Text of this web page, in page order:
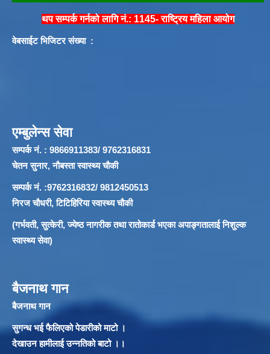
थप सम्पर्क गर्नको लागि नं.: 1145- राष्ट्रिय महिला आयोग
वेबसाईट भिजिटर संख्या :
एम्बुलेन्स सेवा
सम्पर्क नं. : 9866911383/ 9762316831
चेतन सुनार, नौबस्ता स्वास्थ्य चौकी
सम्पर्क नं. :9762316832/ 9812450513
निरज चौधरी, टिटिहिरिया स्वास्थ्य चौकी
(गर्भवती, सुत्केरी, ज्येष्ठ नागरीक तथा रातोकार्ड भएका अपाङ्गतालाई निशुल्क
स्वास्थ्य सेवा)
बैजनाथ गान
बैजनाथ गान
सुगन्ध भई फैलिएको पेडारीको माटो ।
देखाउन हामीलाई उन्नतिको बाटो ।।